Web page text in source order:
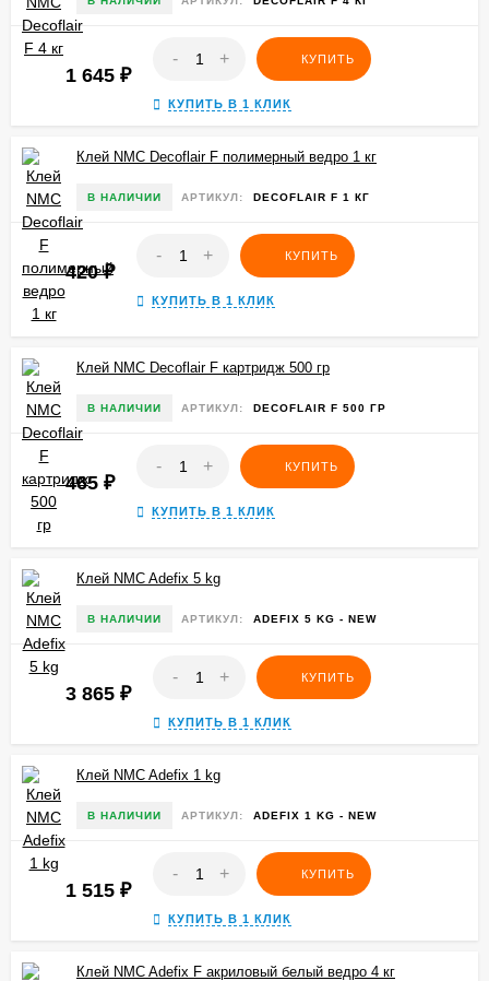
1 645 ₽
- + КУПИТЬ
КУПИТЬ В 1 КЛИК
Клей NMC Decoflair F полимерный ведро 1 кг
В НАЛИЧИИ АРТИКУЛ: DECOFLAIR F 1 КГ
420₽
- + КУПИТЬ
КУПИТЬ В 1 КЛИК
Клей NMC Decoflair F картридж 500 гр
В НАЛИЧИИ АРТИКУЛ: DECOFLAIR F 500 ГР
465 ₽
- + КУПИТЬ
КУПИТЬ В 1 КЛИК
Клей NMC Adefix 5 kg
В НАЛИЧИИ АРТИКУЛ: ADEFIX 5 KG - NEW
3 865 ₽
- + КУПИТЬ
КУПИТЬ В 1 КЛИК
Клей NMC Adefix 1 kg
В НАЛИЧИИ АРТИКУЛ: ADEFIX 1 KG - NEW
1 515 ₽
- + КУПИТЬ
КУПИТЬ В 1 КЛИК
Клей NMC Adefix F акриловый белый ведро 4 кг